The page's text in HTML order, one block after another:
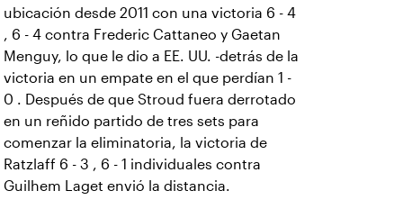
ubicación desde 2011 con una victoria 6 - 4
, 6 - 4 contra Frederic Cattaneo y Gaetan
Menguy, lo que le dio a EE. UU. -detrás de la
victoria en un empate en el que perdían 1 -
0 . Después de que Stroud fuera derrotado
en un reñido partido de tres sets para
comenzar la eliminatoria, la victoria de
Ratzlaff 6 - 3 , 6 - 1 individuales contra
Guilhem Laget envió la distancia.